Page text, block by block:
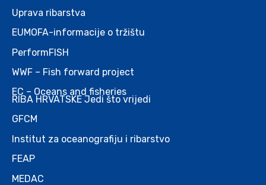
Uprava ribarstva
EUMOFA-informacije o tržištu
PerformFISH
WWF – Fish forward project
EC – Oceans and fisheries
RIBA HRVATSKE Jedi što vrijedi
GFCM
Institut za oceanografiju i ribarstvo
FEAP
MEDAC